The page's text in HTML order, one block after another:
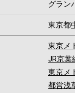
グラン
東京都
東京メ
JR京葉
東京メ
都営浅